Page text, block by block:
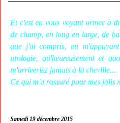
Et c'est en vous voyant uriner à
de champ, en long en large, de
que j'ai compris, en
urologie, qu'heureusement et
m'arriveriez jamais à la cheville...
Ce qui m'a rassuré pour mes jolis
Samedi 19 décembre 2015